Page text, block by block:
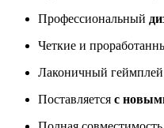
Профессиональный
Четкие и
Лаконичный геймплей
Поставляется с